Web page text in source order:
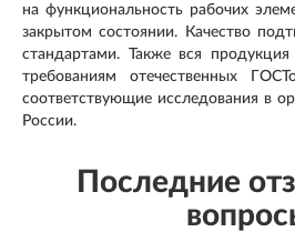
на функциональность рабочих
закрытом состоянии. Качество
стандартами. Также вся продукция
требованиям отечественных
соответствующие исследования в
России.
Последние